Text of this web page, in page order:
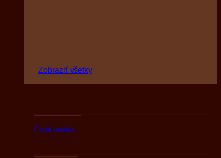
Zobraziť všetky
Čistá vodka